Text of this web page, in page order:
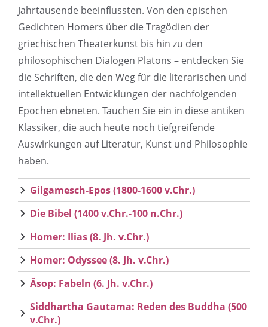
Jahrtausende beeinflussten. Von den epischen
Gedichten Homers über die Tragödien der
griechischen Theaterkunst bis hin zu den
philosophischen Dialogen Platons – entdecken Sie
die Schriften, die den Weg für die literarischen und
intellektuellen Entwicklungen der nachfolgenden
Epochen ebneten. Tauchen Sie ein in diese antiken
Klassiker, die auch heute noch tiefgreifende
Auswirkungen auf Literatur, Kunst und Philosophie
haben.
Gilgamesch-Epos (1800-1600 v.Chr.)
Die Bibel (1400 v.Chr.-100 n.Chr.)
Homer: Ilias (8. Jh. v.Chr.)
Homer: Odyssee (8. Jh. v.Chr.)
Äsop: Fabeln (6. Jh. v.Chr.)
Siddhartha Gautama: Reden des Buddha (500
v.Chr.)